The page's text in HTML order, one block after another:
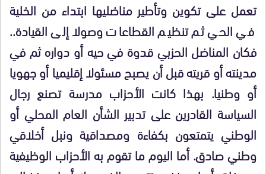
تعمل على تكوين وتأطير مناضليها ابتداء من الخلية
في الحي ثم تنظيم القطاعات وصولا إلى القيادة..
فكان المناضل الحزبي قدوة في حيه أو دواره ثم في
مدينته أو قريته قبل أن يصبح مسئولا إقليميا أو جهويا
أو وطنيا. بهذا كانت الأحزاب مدرسة تصنع رجال
السياسة القادرين على تدبير الشأن العام المحلي أو
الوطني يتمتعون بكفاءة ومصداقية ونبل أخلاقي
وطني صادق. أما اليوم ما تقوم به الأحزاب الوظيفية